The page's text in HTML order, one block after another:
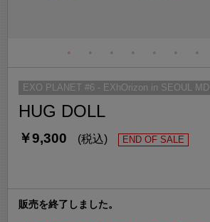
HUG DOLL
￥9,300 (税込) END OF SALE
EXO PLANET #6 - EXhOrizon in SEOUL MD
販売を終了しました。